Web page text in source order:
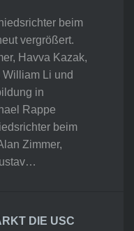
beim
vergrößert.
Havva Kazak,
William Li und
in
Rappe
beim
Zimmer,
DIE USC